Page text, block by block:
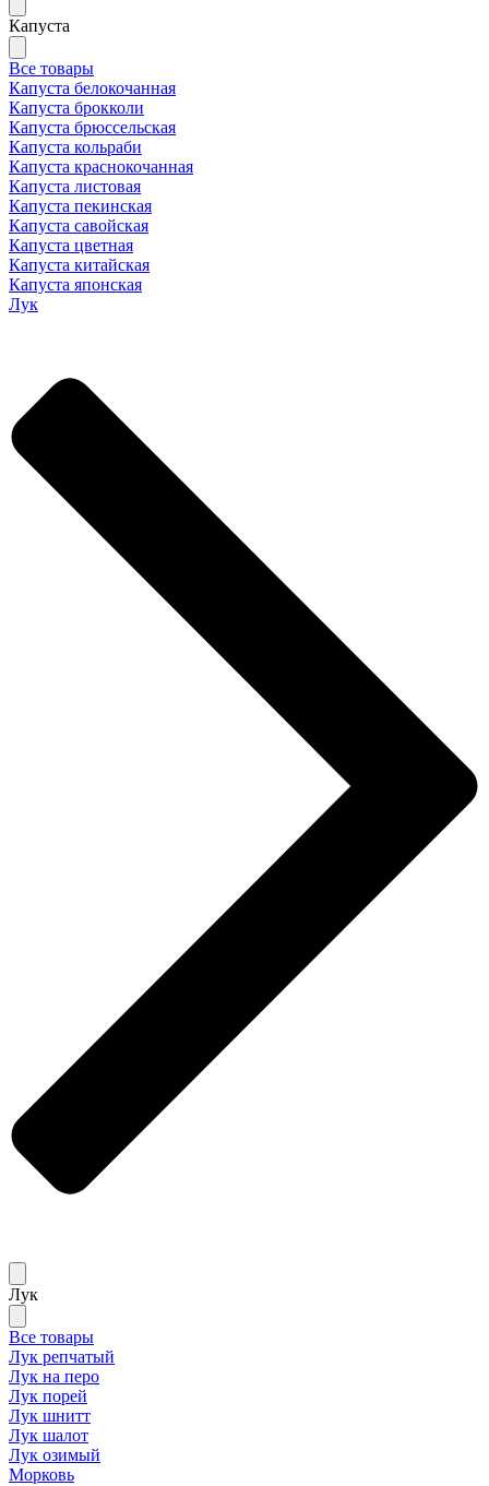
Капуста
Все товары
Капуста белокочанная
Капуста брокколи
Капуста брюссельская
Капуста кольраби
Капуста краснокочанная
Капуста листовая
Капуста пекинская
Капуста савойская
Капуста цветная
Капуста китайская
Капуста японская
Лук
Лук
Все товары
Лук репчатый
Лук на перо
Лук порей
Лук шнитт
Лук шалот
Лук озимый
Морковь